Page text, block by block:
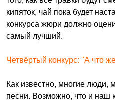
кипяток, чай пока будет
конкурса жюри должно
самый лучший.
Четвёртый конкурс: "А что
Как известно, многие
песни. Возможно, что и наш